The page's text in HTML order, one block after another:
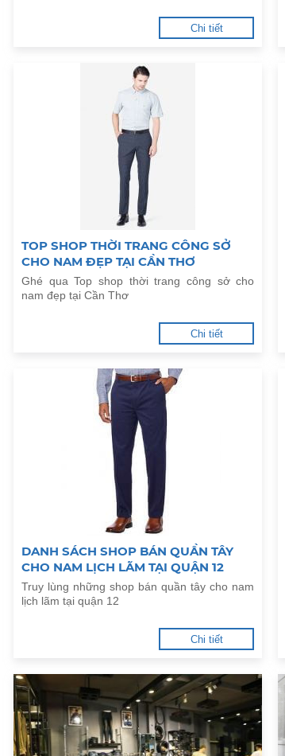
Chi tiết
TOP SHOP THỜI TRANG CÔNG SỞ
CHO NAM ĐẸP TẠI CẦN THƠ
Ghé qua Top shop thời trang công sở cho
nam đẹp tại Cần Thơ
Chi tiết
DANH SÁCH SHOP BÁN QUẦN TÂY
CHO NAM LỊCH LÃM TẠI QUẬN 12
Truy lùng những shop bán quần tây cho nam
lịch lãm tại quận 12
Chi tiết